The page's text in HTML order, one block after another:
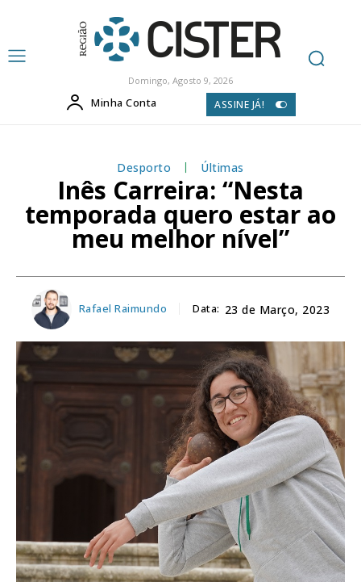
Domingo, Agosto 9, 2026
Minha Conta ASSINE JÁ!
Desporto Últimas
Inês Carreira: “Nesta
temporada quero estar ao
meu melhor nível”
Rafael Raimundo Data: 23 de Março, 2023